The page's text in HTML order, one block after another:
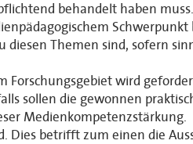
behandelt haben muss.
Themen sind, sofern
wird
sollen die gewonnen
Medienkompetenzstärkung.
betrifft zum einen die